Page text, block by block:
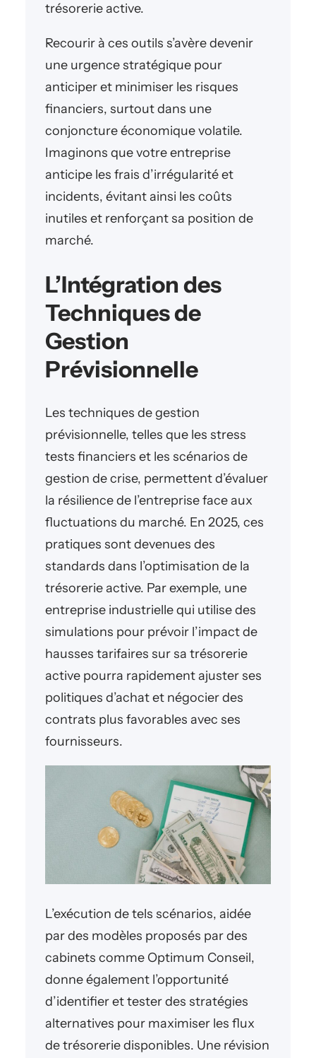
trésorerie active.
Recourir à ces outils s’avère devenir
une urgence stratégique pour
anticiper et minimiser les risques
financiers, surtout dans une
conjoncture économique volatile.
Imaginons que votre entreprise
anticipe les frais d’irrégularité et
incidents, évitant ainsi les coûts
inutiles et renforçant sa position de
marché.
L’Intégration des
Techniques de
Gestion
Prévisionnelle
Les techniques de gestion
prévisionnelle, telles que les stress
tests financiers et les scénarios de
gestion de crise, permettent d’évaluer
la résilience de l’entreprise face aux
fluctuations du marché. En 2025, ces
pratiques sont devenues des
standards dans l’optimisation de la
trésorerie active. Par exemple, une
entreprise industrielle qui utilise des
simulations pour prévoir l’impact de
hausses tarifaires sur sa trésorerie
active pourra rapidement ajuster ses
politiques d’achat et négocier des
contrats plus favorables avec ses
fournisseurs.
L’exécution de tels scénarios, aidée
par des modèles proposés par des
cabinets comme Optimum Conseil,
donne également l’opportunité
d’identifier et tester des stratégies
alternatives pour maximiser les flux
de trésorerie disponibles. Une révision